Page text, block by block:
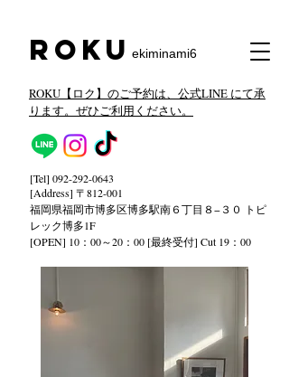
​Roku ekiminami6
[Tel] 092-292-0643
[Address] 〒812-001
福岡県福岡市博多区博多駅南６丁目８−３０ トピ
レック博多1F
[OPEN] 10：00～20：00 [最終受付] Cut 19：00
ROKU【ロク】のご予約は、公式LINE にて承
ります。ぜひご利用ください。